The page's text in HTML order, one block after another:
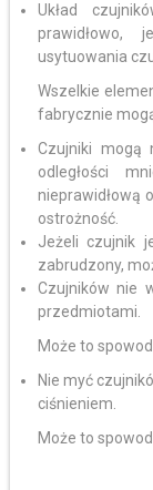
Układ
prawidłowo,
usytuowania
Wszelkie
fabrycznie
Czujniki mogą
odległości
nieprawidłową
ostrożność.
Jeżeli czujnik
zabrudzony,
Czujników nie
przedmiotami.
Może to
Nie myć
ciśnieniem.
Może to